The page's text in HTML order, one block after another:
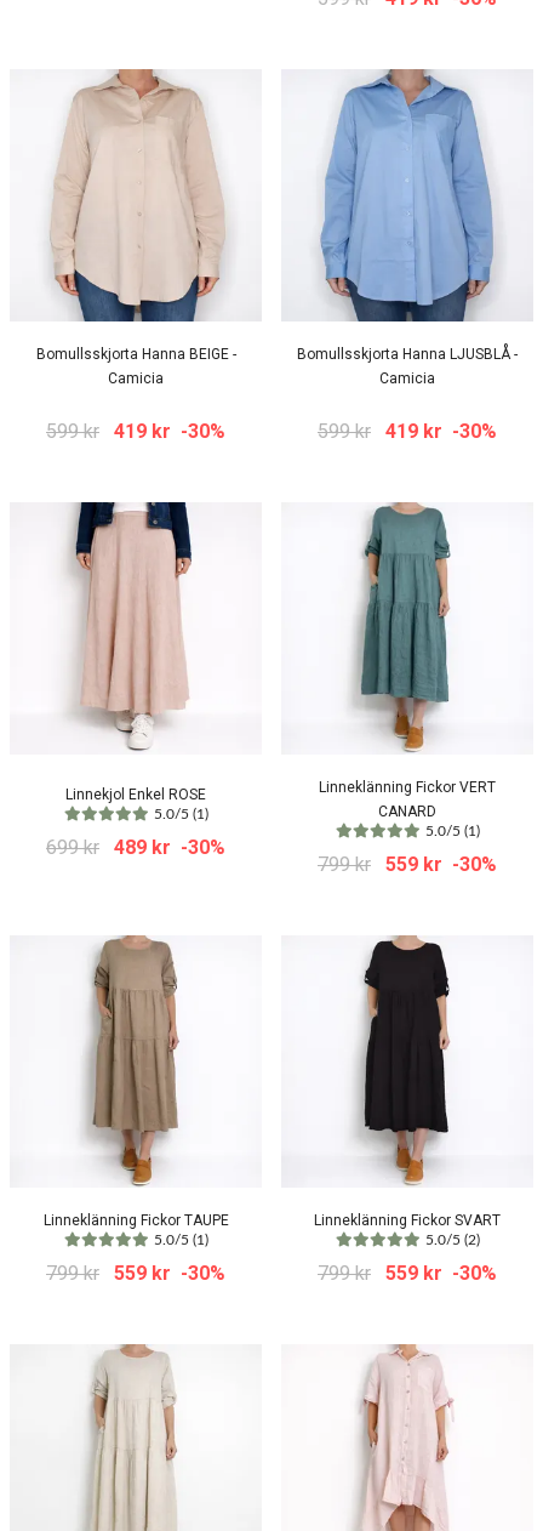
Bomullsskjorta Hanna BEIGE -
Camicia
599 kr 419 kr -30%
Bomullsskjorta Hanna LJUSBLÅ -
Camicia
599 kr 419 kr -30%
Linnekjol Enkel ROSE
5.0/5 (1)
699 kr 489 kr -30%
Linneklänning Fickor VERT
CANARD
5.0/5 (1)
799 kr 559 kr -30%
Linneklänning Fickor TAUPE
5.0/5 (1)
799 kr 559 kr -30%
Linneklänning Fickor SVART
5.0/5 (2)
799 kr 559 kr -30%